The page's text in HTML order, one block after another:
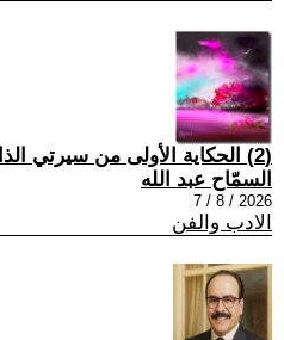
(2) الحكاية الأولى من سيرتي الذاتية، 22
السمّاح عبد الله
2026 / 8 / 7
الادب والفن